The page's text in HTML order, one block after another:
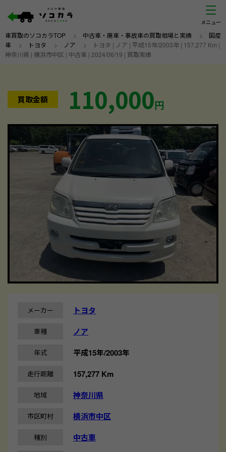
車買取のソコカラTOP > 中古車・廃車・事故車の買取相場と実績 > 国産
車 > トヨタ > ノア >
トヨタ | ノア | 平成15年/2003年 | 157,277 Km |
神奈川県 | 横浜市中区 | 中古車 | 2024/06/19 | 買取実績
買取金額 110,000円
メーカー トヨタ
車種 ノア
年式 平成15年/2003年
走行距離 157,277 Km
地域 神奈川県
市区町村 横浜市中区
種別 中古車